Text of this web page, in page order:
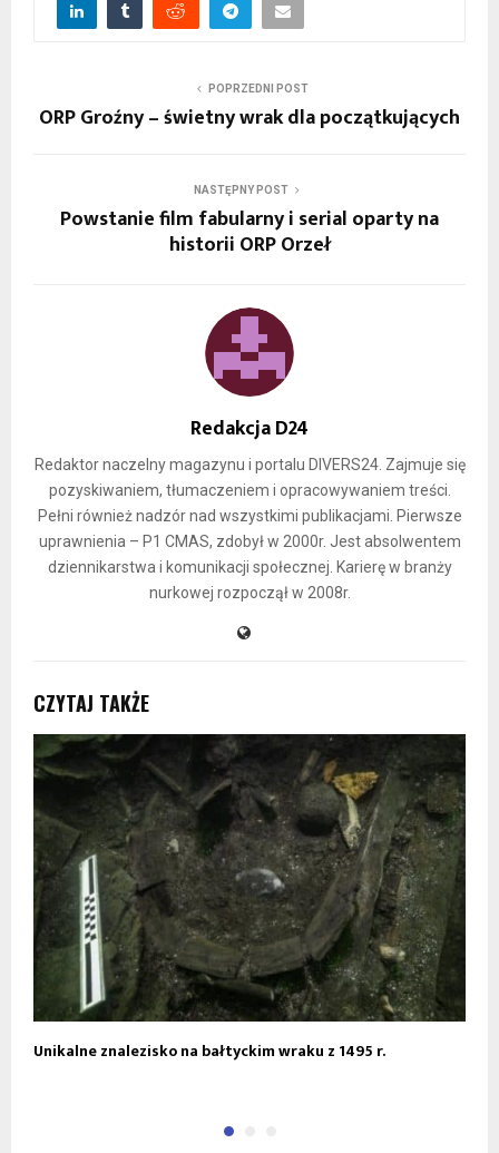
POPRZEDNI POST
ORP Groźny – świetny wrak dla początkujących
NASTĘPNY POST
Powstanie film fabularny i serial oparty na
historii ORP Orzeł
Redakcja D24
Redaktor naczelny magazynu i portalu DIVERS24. Zajmuje się
pozyskiwaniem, tłumaczeniem i opracowywaniem treści.
Pełni również nadzór nad wszystkimi publikacjami. Pierwsze
uprawnienia – P1 CMAS, zdobył w 2000r. Jest absolwentem
dziennikarstwa i komunikacji społecznej. Karierę w branży
nurkowej rozpoczął w 2008r.
CZYTAJ TAKŻE
Unikalne znalezisko na bałtyckim wraku z 1495 r.